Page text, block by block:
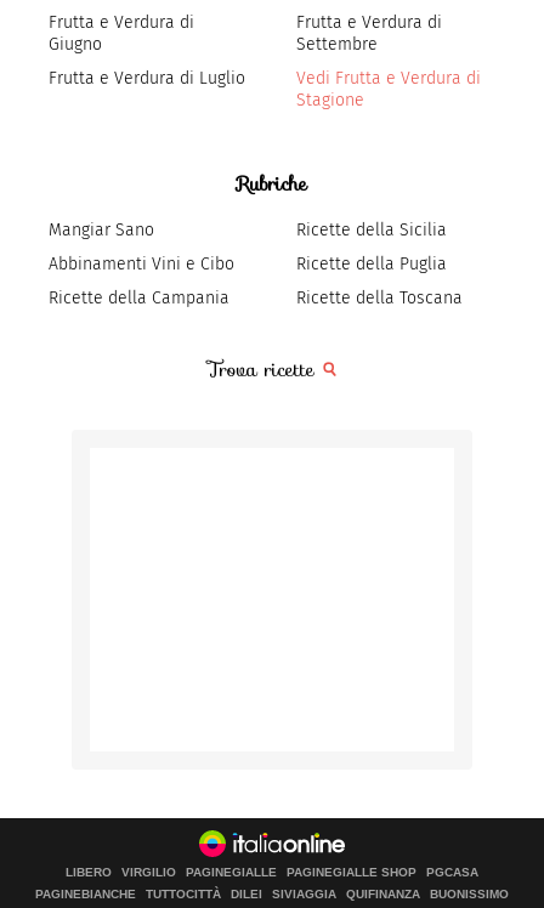
Frutta e Verdura di
Giugno
Frutta e Verdura di Luglio
Frutta e Verdura di
Settembre
Vedi Frutta e Verdura di
Stagione
Rubriche
Mangiar Sano
Abbinamenti Vini e Cibo
Ricette della Campania
Ricette della Sicilia
Ricette della Puglia
Ricette della Toscana
Trova ricette
LIBERO VIRGILIO PAGINEGIALLE PAGINEGIALLE SHOP
PGCASA
PAGINEBIANCHE
TUTTOCITTÀ DILEI SIVIAGGIA QUIFINANZA BUONISSIMO